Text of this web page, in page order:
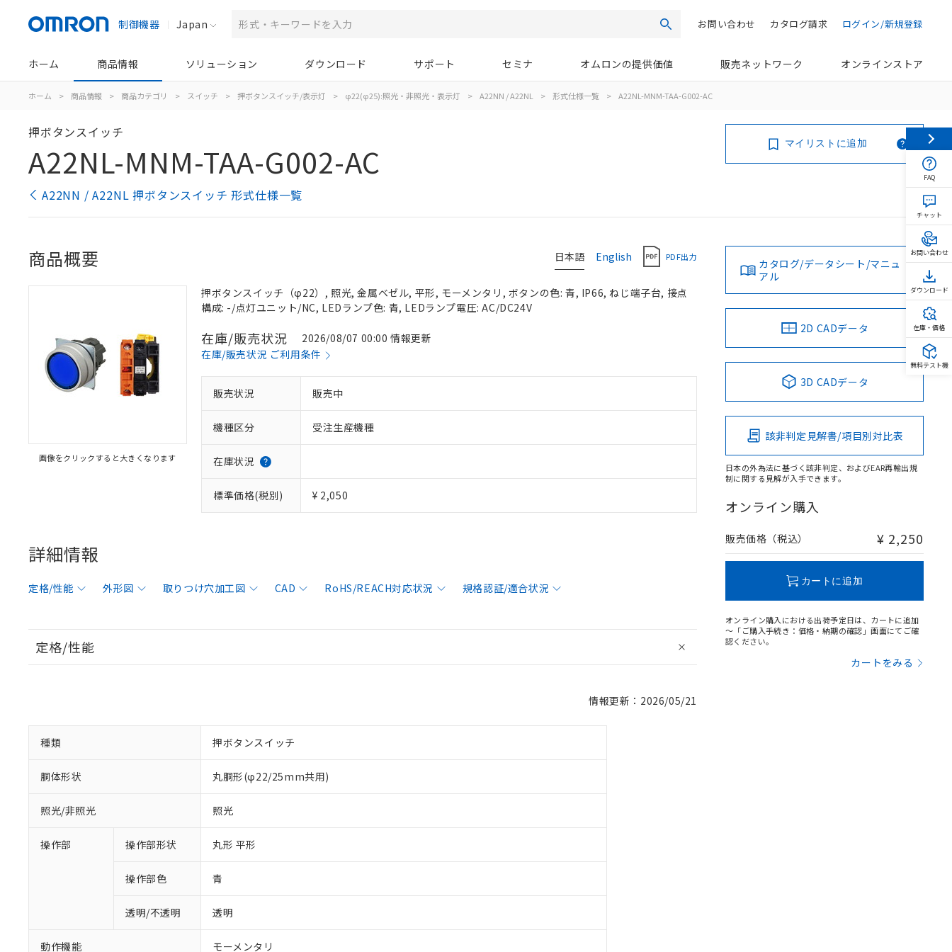
制御機器 Japan 検索 ログイン/新規登録
カタログ請求
お問い合わせ
ホーム 商品情報 ソリューション ダウンロード サポート セミナ オムロンの提供価値 販売ネットワーク オンラインストア
ホーム > 商品情報 > 商品カテゴリ > スイッチ > 押ボタンスイッチ/表示灯 > φ22(φ25):照光・非照光・表示灯 > A22NN / A22NL > 形式仕様一覧 > A22NL-MNM-TAA-G002-AC
押ボタンスイッチ
A22NL-MNM-TAA-G002-AC
A22NN / A22NL 押ボタンスイッチ 形式仕様一覧
マイリストに追加
日本語 English PDF出力
商品概要
画像をクリックすると大きくなります
押ボタンスイッチ（φ22）, 照光, 金属ベゼル, 平形, モーメンタリ, ボタンの色: 青, IP66, ねじ端子台, 接点
構成: -/点灯ユニット/NC, LEDランプ色: 青, LEDランプ電圧: AC/DC24V
在庫/販売状況
2026/08/07 00:00 情報更新
在庫/販売状況 ご利用条件
販売状況 販売中
機種区分 受注生産機種
在庫状況
標準価格(税別) ¥ 2,050
詳細情報
定格/性能 外形図 取りつけ穴加工図 CAD RoHS/REACH対応状況 規格認証/適合状況
定格/性能
情報更新：2026/05/21
種類 押ボタンスイッチ
胴体形状 丸胴形(φ22/25mm共用)
照光/非照光 照光
操作部 操作部形状 丸形 平形
操作部色 青
透明/不透明 透明
動作機能 モーメンタリ
カタログ/データシート/マニュ
アル
2D CADデータ
3D CADデータ
該非判定見解書/項目別対比表
日本の外為法に基づく該非判定、およびEAR再輸出規
制に関する見解が入手できます。
オンライン購入
販売価格（税込） ¥ 2,250
カートに追加
オンライン購入における出荷予定日は、カートに追加
～「ご購入手続き：価格・納期の確認」画面にてご確
認ください。
カートをみる
FAQ
チャット
お問い合わせ
ダウンロード
在庫・価格
無料テスト機